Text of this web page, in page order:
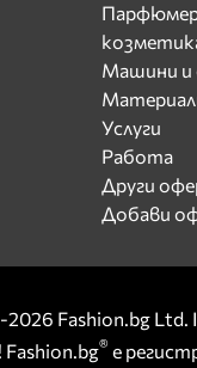
Машини и
Услуги
Работа
Други
Добави
Fashion.bg Ltd.
Fashion.bg® е